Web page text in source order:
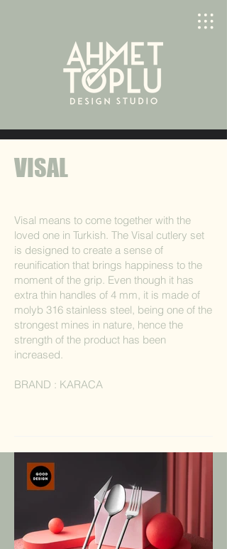
VISAL
Visal means to come together with the
loved one in Turkish. The Visal cutlery set
is designed to create a sense of
reunification that brings happiness to the
moment of the grip. Even though it has
extra thin handles of 4 mm, it is made of
molyb 316 stainless steel, being one of the
strongest mines in nature, hence the
strength of the product has been
increased.
BRAND : KARACA